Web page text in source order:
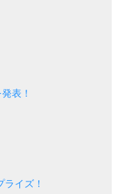
表！
イズ！